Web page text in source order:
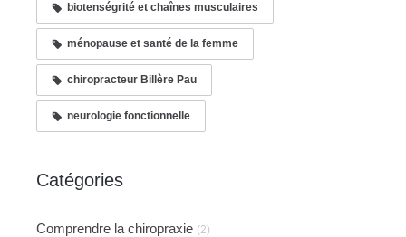
biotenségrité et chaînes musculaires
ménopause et santé de la femme
chiropracteur Billère Pau
neurologie fonctionnelle
Catégories
Comprendre la chiropraxie (2)